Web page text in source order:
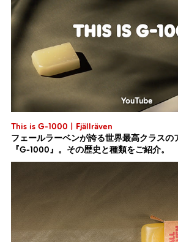
YouTube
This is G-1000 | Fjällräven
フェールラーベンが誇る世界最高クラスの
『G-1000』。その歴史と種類をご紹介。